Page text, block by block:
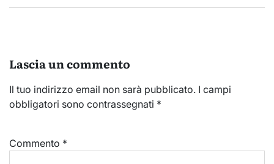
Lascia un commento
Il tuo indirizzo email non sarà pubblicato. I campi
obbligatori sono contrassegnati *
Commento *